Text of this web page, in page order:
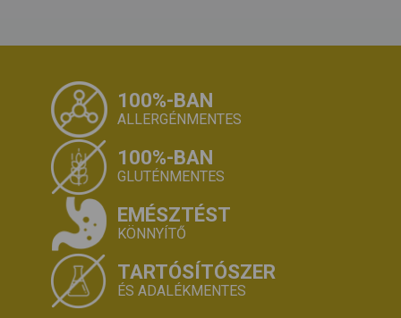
100%-BAN
ALLERGÉNMENTES
100%-BAN
GLUTÉNMENTES
EMÉSZTÉST
KÖNNYÍTŐ
TARTÓSÍTÓSZER
ÉS ADALÉKMENTES